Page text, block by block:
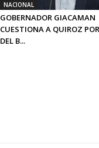
NACIONAL
GOBERNADOR GIACAMAN
CUESTIONA A QUIROZ
DEL B...